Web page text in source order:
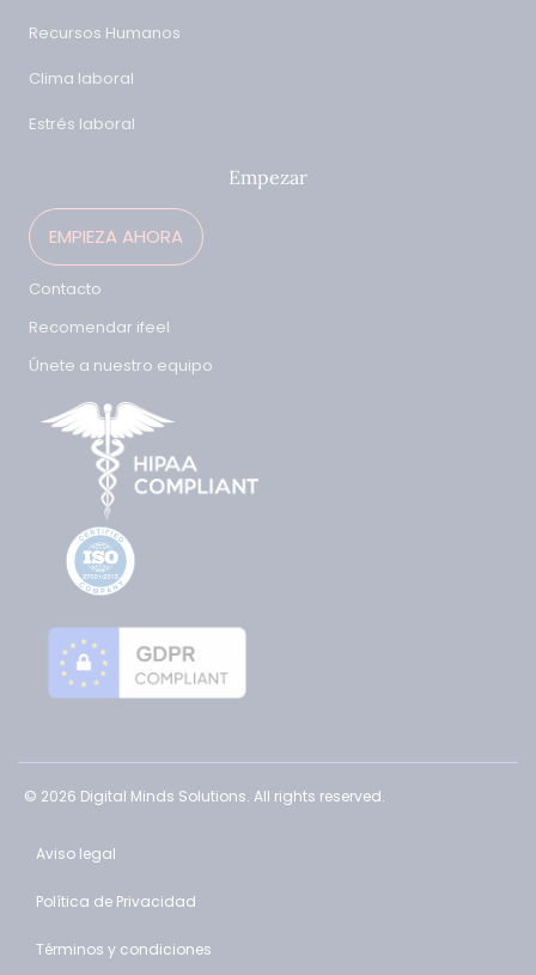
Recursos Humanos
Clima laboral
Estrés laboral
Empezar
EMPIEZA AHORA
Contacto
Recomendar ifeel
Únete a nuestro equipo
© 2026 Digital Minds Solutions. All rights reserved.
Aviso legal
Política de Privacidad
Términos y condiciones